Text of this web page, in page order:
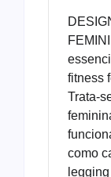
fitness
Trata-
como